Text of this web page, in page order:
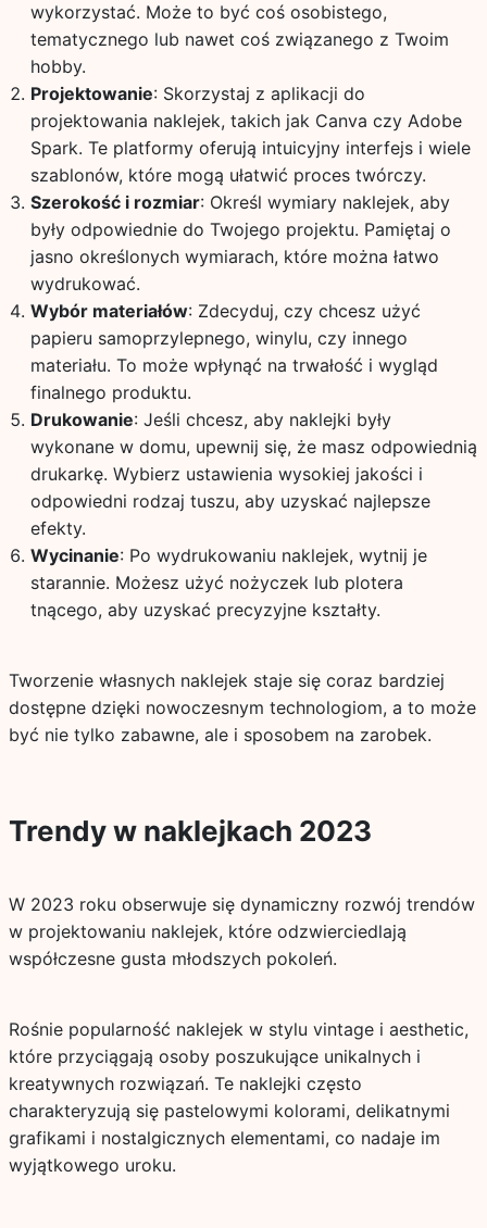
wykorzystać. Może to być coś osobistego,
tematycznego lub nawet coś związanego z Twoim
hobby.
Projektowanie: Skorzystaj z aplikacji do
projektowania naklejek, takich jak Canva czy Adobe
Spark. Te platformy oferują intuicyjny interfejs i wiele
szablonów, które mogą ułatwić proces twórczy.
Szerokość i rozmiar: Określ wymiary naklejek, aby
były odpowiednie do Twojego projektu. Pamiętaj o
jasno określonych wymiarach, które można łatwo
wydrukować.
Wybór materiałów: Zdecyduj, czy chcesz użyć
papieru samoprzylepnego, winylu, czy innego
materiału. To może wpłynąć na trwałość i wygląd
finalnego produktu.
Drukowanie: Jeśli chcesz, aby naklejki były
wykonane w domu, upewnij się, że masz odpowiednią
drukarkę. Wybierz ustawienia wysokiej jakości i
odpowiedni rodzaj tuszu, aby uzyskać najlepsze
efekty.
Wycinanie: Po wydrukowaniu naklejek, wytnij je
starannie. Możesz użyć nożyczek lub plotera
tnącego, aby uzyskać precyzyjne kształty.
Tworzenie własnych naklejek staje się coraz bardziej
dostępne dzięki nowoczesnym technologiom, a to może
być nie tylko zabawne, ale i sposobem na zarobek.
Trendy w naklejkach 2023
W 2023 roku obserwuje się dynamiczny rozwój trendów
w projektowaniu naklejek, które odzwierciedlają
współczesne gusta młodszych pokoleń.
Rośnie popularność naklejek w stylu vintage i aesthetic,
które przyciągają osoby poszukujące unikalnych i
kreatywnych rozwiązań. Te naklejki często
charakteryzują się pastelowymi kolorami, delikatnymi
grafikami i nostalgicznych elementami, co nadaje im
wyjątkowego uroku.